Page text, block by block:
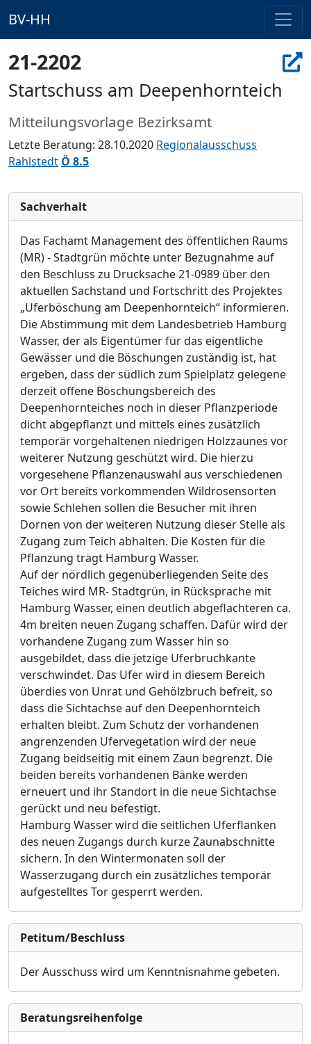
BV-HH
21-2202
Startschuss am Deepenhornteich
Mitteilungsvorlage Bezirksamt
Letzte Beratung: 28.10.2020 Regionalausschuss
Rahlstedt Ö 8.5
Sachverhalt
Das Fachamt Management des öffentlichen Raums
(MR) - Stadtgrün möchte unter Bezugnahme auf
den Beschluss zu Drucksache 21-0989 über den
aktuellen Sachstand und Fortschritt des Projektes
„Uferböschung am Deepenhornteich“ informieren.
Die Abstimmung mit dem Landesbetrieb Hamburg
Wasser, der als Eigentümer für das eigentliche
Gewässer und die Böschungen zuständig ist, hat
ergeben, dass der südlich zum Spielplatz gelegene
derzeit offene Böschungsbereich des
Deepenhornteiches noch in dieser Pflanzperiode
dicht abgepflanzt und mittels eines zusätzlich
temporär vorgehaltenen niedrigen Holzzaunes vor
weiterer Nutzung geschützt wird. Die hierzu
vorgesehene Pflanzenauswahl aus verschiedenen
vor Ort bereits vorkommenden Wildrosensorten
sowie Schlehen sollen die Besucher mit ihren
Dornen von der weiteren Nutzung dieser Stelle als
Zugang zum Teich abhalten. Die Kosten für die
Pflanzung trägt Hamburg Wasser.
Auf der nördlich gegenüberliegenden Seitedes
Teiches wird MR- Stadtgrün, in Rücksprache mit
Hamburg Wasser, einen deutlich abgeflachteren ca.
4m breiten neuen Zugang schaffen. Dafür wird der
vorhandene Zugang zum Wasser hin so
ausgebildet, dass die jetzige Uferbruchkante
verschwindet. Das Ufer wird in diesem Bereich
überdies von Unrat und Gehölzbruch befreit, so
dass die Sichtachse auf den Deepenhornteich
erhalten bleibt. Zum Schutz der vorhandenen
angrenzenden Ufervegetation wird der neue
Zugang beidseitig mit einem Zaun begrenzt. Die
beiden bereits vorhandenen Bänke werden
erneuert und ihr Standort in die neue Sichtachse
gerückt und neu befestigt.
Hamburg Wasser wird die seitlichen Uferflanken
des neuen Zugangs durch kurze Zaunabschnitte
sichern. In den Wintermonaten soll der
Wasserzugang durch ein zusätzliches temporär
aufgestelltes Tor gesperrt werden.
Petitum/Beschluss
Der Ausschuss wird um Kenntnisnahme gebeten.
Bera­tungs­reihen­folge